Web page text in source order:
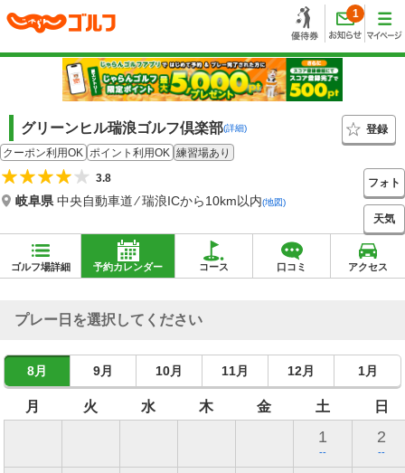
1
グリーンヒル瑞浪ゴルフ倶楽部(詳細)
登録
クーポン利用OK ポイント利用OK 練習場あり
3.8
岐阜県中央自動車道 ⁄ 瑞浪ICから10km以内(地図)
フォト
天気
ゴルフ場詳細 予約カレンダー コース 口コミ アクセス
プレー日を選択してください
8月 9月 10月 11月 12月 1月
月 火 水 木 金 土 日
1
--
2
--